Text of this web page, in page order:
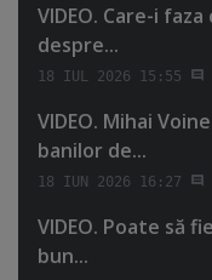
VIDEO. Care-i
despre...
18 IUL 2026 15:55
VIDEO. Mihai
banilor de...
18 IUN 2026 16:27
VIDEO. Poate să
bun...